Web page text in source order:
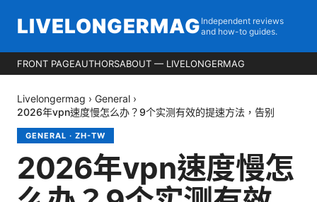
LIVELONGERMAG Independent reviews
and how-to guides.
FRONT PAGEAUTHORSABOUT — LIVELONGERMAG
Livelongermag › General ›
2026年vpn速度慢怎么办？9个实测有效的提速方法，告别
GENERAL · ZH-TW
2026年vpn速度慢怎